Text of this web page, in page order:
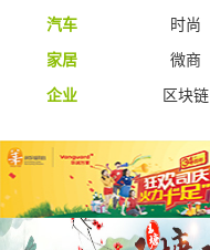
汽车
时尚
家居
微商
企业
区块链